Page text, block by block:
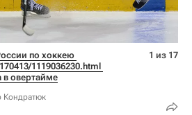
1119036230.html
в овертайме
Кондратюк
1 из 17